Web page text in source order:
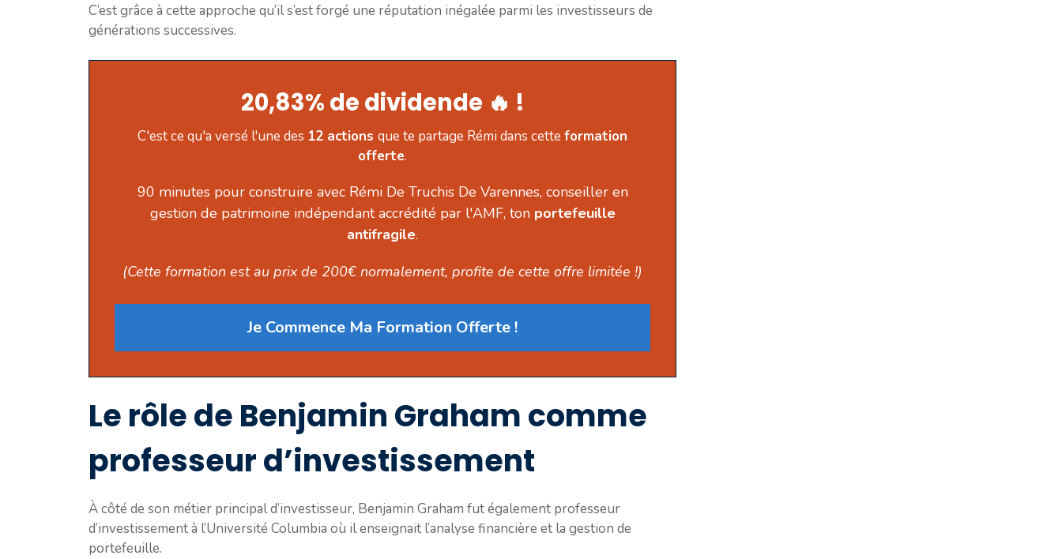
C’est grâce à cette approche qu’il s’est forgé une réputation inégalée parmi les investisseurs de
générations successives.
20,83% de dividende 🔥 !
C'est ce qu'a versé l'une des 12 actions que te partage Rémi dans cette formation
offerte.
90 minutes pour construire avec Rémi De Truchis De Varennes, conseiller en
gestion de patrimoine indépendant accrédité par l'AMF, ton portefeuille
antifragile.
(Cette formation est au prix de 200€ normalement, profite de cette offre limitée !)
Je Commence Ma Formation Offerte !
Le rôle de Benjamin Graham comme
professeur d’investissement
À côté de son métier principal d’investisseur, Benjamin Graham fut également professeur
d’investissement à l’Université Columbia où il enseignait l’analyse financière et la gestion de
portefeuille.